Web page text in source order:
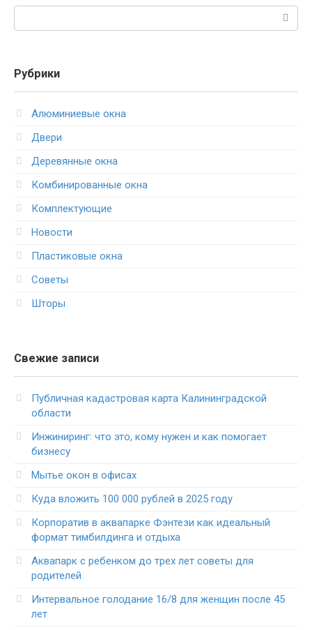
Рубрики
Алюминиевые окна
Двери
Деревянные окна
Комбинированные окна
Комплектующие
Новости
Пластиковые окна
Советы
Шторы
Свежие записи
Публичная кадастровая карта Калининградской
области
Инжиниринг: что это, кому нужен и как помогает
бизнесу
Мытье окон в офисах
Куда вложить 100 000 рублей в 2025 году
Корпоратив в аквапарке Фэнтези как идеальный
формат тимбилдинга и отдыха
Аквапарк с ребенком до трех лет советы для
родителей
Интервальное голодание 16/8 для женщин после 45
лет